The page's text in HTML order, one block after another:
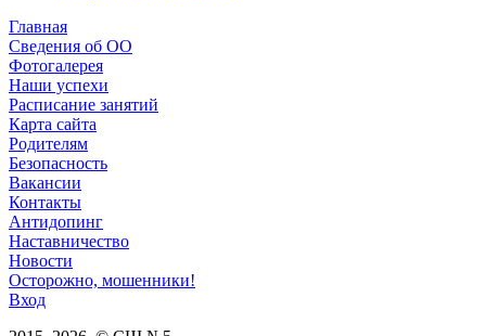
Главная
Сведения об ОО
Фотогалерея
Наши успехи
Расписание занятий
Карта сайта
Родителям
Безопасность
Вакансии
Контакты
Антидопинг
Наставничество
Новости
Осторожно, мошенники!
Вход